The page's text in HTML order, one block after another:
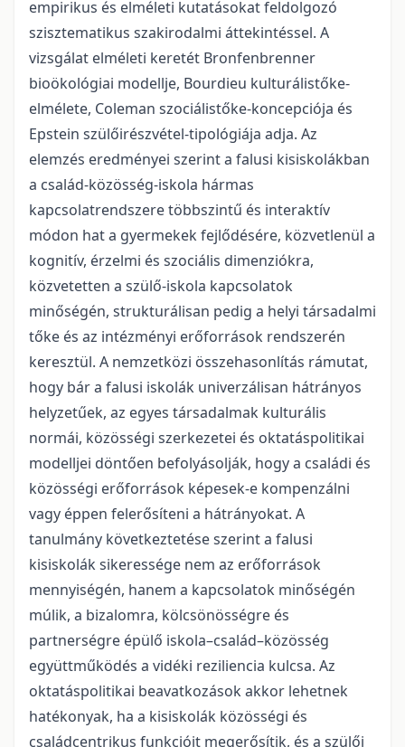
empirikus és elméleti kutatásokat feldolgozó
szisztematikus szakirodalmi áttekintéssel. A
vizsgálat elméleti keretét Bronfenbrenner
bioökológiai modellje, Bourdieu kulturálistőke-
elmélete, Coleman szociálistőke-koncepciója és
Epstein szülőirészvétel-tipológiája adja. Az
elemzés eredményei szerint a falusi kisiskolákban
a család-közösség-iskola hármas
kapcsolatrendszere többszintű és interaktív
módon hat a gyermekek fejlődésére, közvetlenül a
kognitív, érzelmi és szociális dimenziókra,
közvetetten a szülő-iskola kapcsolatok
minőségén, strukturálisan pedig a helyi társadalmi
tőke és az intézményi erőforrások rendszerén
keresztül. A nemzetközi összehasonlítás rámutat,
hogy bár a falusi iskolák univerzálisan hátrányos
helyzetűek, az egyes társadalmak kulturális
normái, közösségi szerkezetei és oktatáspolitikai
modelljei döntően befolyásolják, hogy a családi és
közösségi erőforrások képesek-e kompenzálni
vagy éppen felerősíteni a hátrányokat. A
tanulmány következtetése szerint a falusi
kisiskolák sikeressége nem az erőforrások
mennyiségén, hanem a kapcsolatok minőségén
múlik, a bizalomra, kölcsönösségre és
partnerségre épülő iskola–család–közösség
együttműködés a vidéki reziliencia kulcsa. Az
oktatáspolitikai beavatkozások akkor lehetnek
hatékonyak, ha a kisiskolák közösségi és
családcentrikus funkcióit megerősítik, és a szülői